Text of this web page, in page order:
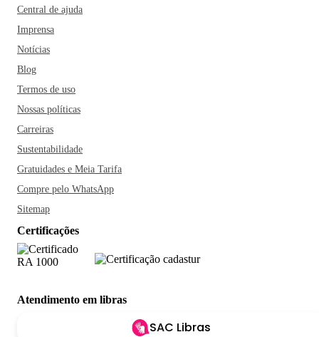
Central de ajuda
Imprensa
Notícias
Blog
Termos de uso
Nossas políticas
Carreiras
Sustentabilidade
Gratuidades e Meia Tarifa
Compre pelo WhatsApp
Sitemap
Certificações
Atendimento em libras
SAC Libras